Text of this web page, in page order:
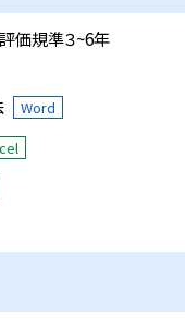
規準３~6年
Word